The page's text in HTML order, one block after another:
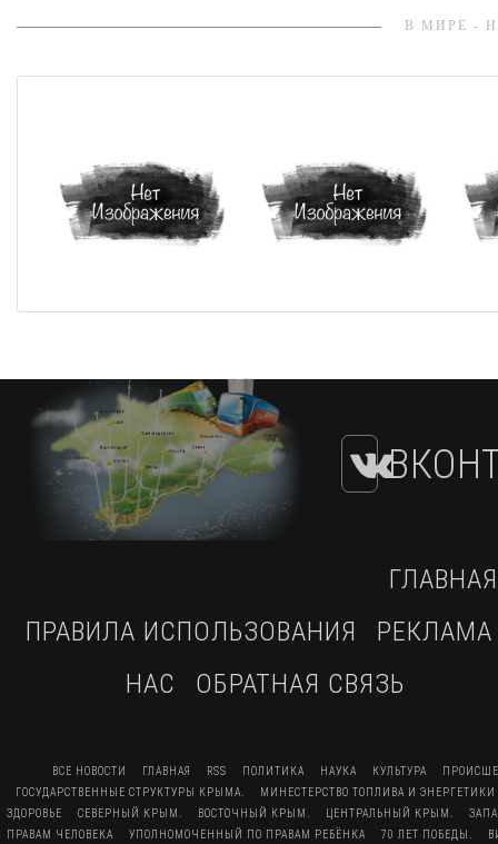
В МИРЕ -
ГЛАВНАЯ
ПРАВИЛА ИСПОЛЬЗОВАНИЯ
РЕКЛАМА
НАС
ОБРАТНАЯ СВЯЗЬ
ВСЕ НОВОСТИ ГЛАВНАЯ RSS ПОЛИТИКА НАУКА КУЛЬТУРА
ГОСУДАРСТВЕННЫЕ СТРУКТУРЫ КРЫМА.
МИНЕСТЕРСТВО ТОПЛИВА И
ЗДОРОВЬЕ
СЕВЕРНЫЙ КРЫМ. ВОСТОЧНЫЙ КРЫМ. ЦЕНТРАЛЬНЫЙ КРЫМ.
ПРАВАМ ЧЕЛОВЕКА
УПОЛНОМОЧЕННЫЙ ПО ПРАВАМ РЕБЁНКА 70 ЛЕТ ПОБЕДЫ.